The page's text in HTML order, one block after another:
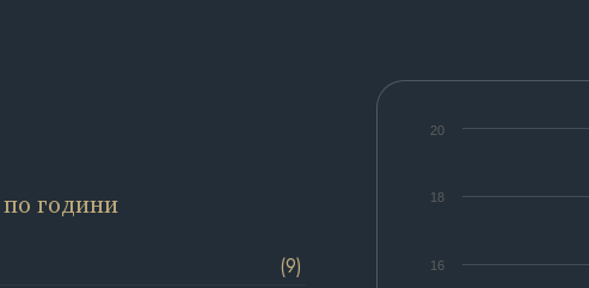
16
18
20
по години
(9)